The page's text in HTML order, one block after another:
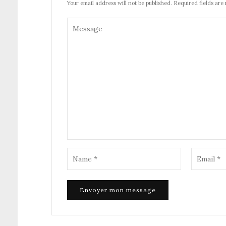
Your email address will not be published. Required fields are